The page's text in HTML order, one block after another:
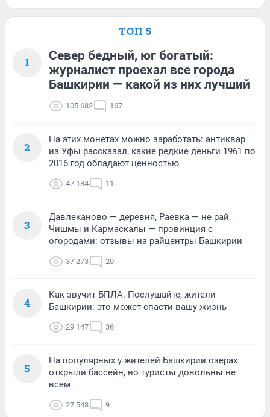
ТОП 5
1
Север бедный, юг богатый:
журналист проехал все города
Башкирии — какой из них лучший
105 682 167
2
На этих монетах можно заработать: антиквар
из Уфы рассказал, какие редкие деньги 1961 по
2016 год обладают ценностью
47 184 11
3
Давлеканово — деревня, Раевка — не рай,
Чишмы и Кармаскалы — провинция с
огородами: отзывы на райцентры Башкирии
37 273 20
4
Как звучит БПЛА. Послушайте, жители
Башкирии: это может спасти вашу жизнь
29 147 36
5
На популярных у жителей Башкирии озерах
открыли бассейн, но туристы довольны не
всем
27 548 9